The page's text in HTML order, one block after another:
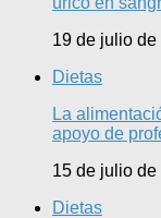
19 de julio de
Dietas
La
apoyo de
15 de julio de
Dietas